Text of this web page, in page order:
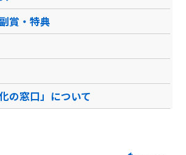
賞・特典
の窓口」について